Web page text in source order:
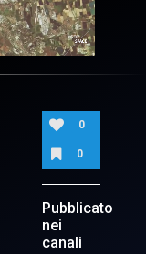
0
0
Pubblicato
nei
canali